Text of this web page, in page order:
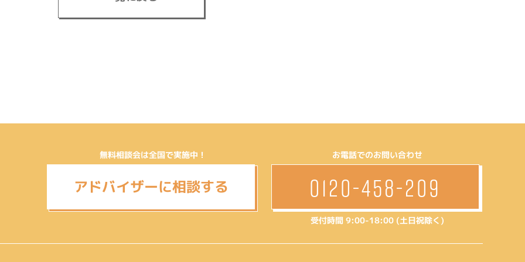
無料相談会は全国で実施中！
アドバイザーに相談する
お電話でのお問い合わせ
0120-458-209
受付時間 9:00-18:00 (土日祝除く)